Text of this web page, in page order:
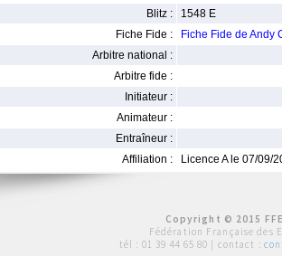
Blitz :
1548 E
Fiche Fide :
Fiche Fide de Andy
Arbitre national :
Arbitre fide :
Initiateur :
Animateur :
Entraîneur :
Affiliation :
Licence A le 07/09/
Copyright © 2015
Fédération Française des
tél : 01 39 44 65 80 | contact :